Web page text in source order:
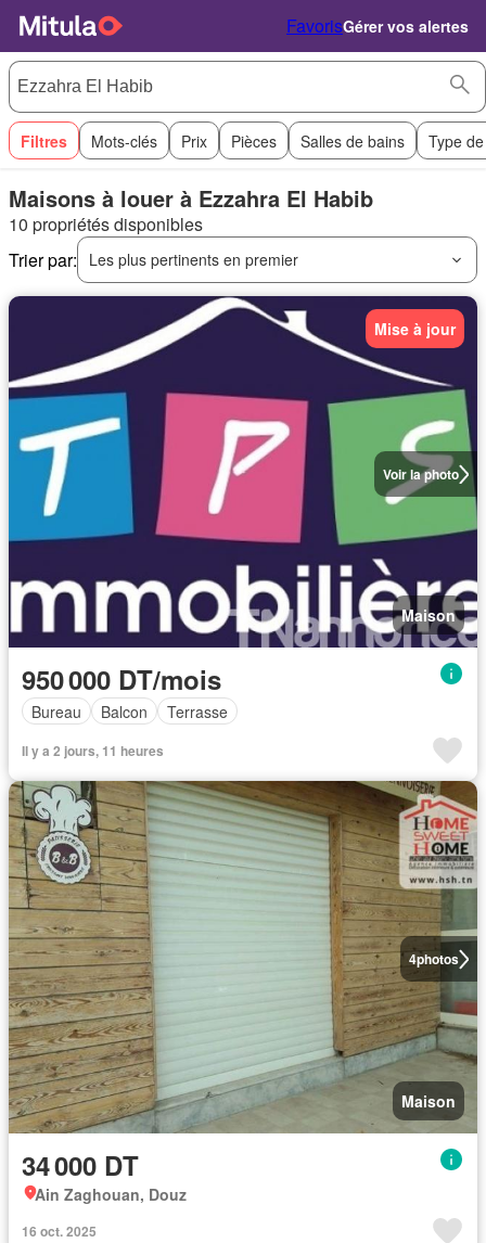
FavorisGérer vos alertes
Filtres Mots-clés Prix Pièces Salles de bains Type
Maisons à louer à Ezzahra El Habib
10 propriétés disponibles
Trier par:
Les plus pertinents en premier
Voir la photo
Mise à jour
Maison
950 000 DT/mois
Bureau Balcon Terrasse
Il y a 2 jours, 11 heures
4photos
Maison
34 000 DT
Ain Zaghouan, Douz
16 oct. 2025